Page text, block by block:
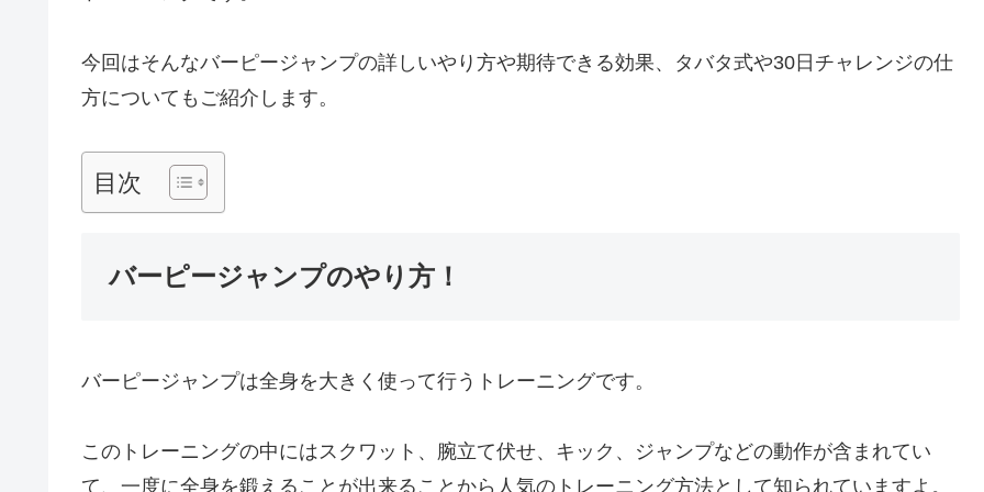
今回はそんなバーピージャンプの詳しいやり方や期待できる効果、タバタ式や30日チャレンジの仕
方についてもご紹介します。
目次
バーピージャンプのやり方！
バーピージャンプは全身を大きく使って行うトレーニングです。
このトレーニングの中にはスクワット、腕立て伏せ、キック、ジャンプなどの動作が含まれてい
て、一度に全身を鍛えることが出来ることから人気のトレーニング方法として知られていますよ。